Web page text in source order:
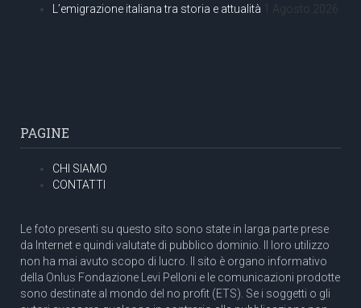
L’emigrazione italiana tra storia e attualità 1 Agosto 2026
PAGINE
CHI SIAMO
CONTATTI
Le foto presenti su questo sito sono state in larga parte prese
da Internet e quindi valutate di pubblico dominio. Il loro utilizzo
non ha mai avuto scopo di lucro. Il sito è organo informativo
della Onlus Fondazione Levi Pelloni e le comunicazioni prodotte
sono destinate al mondo del no profit (ETS). Se i soggetti o gli